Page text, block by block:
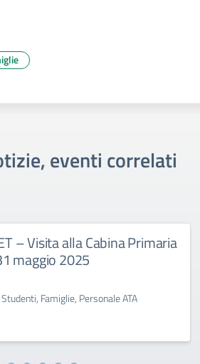
eventi correlati
– Visita alla Cabina Primaria
maggio 2025
Famiglie, Personale ATA